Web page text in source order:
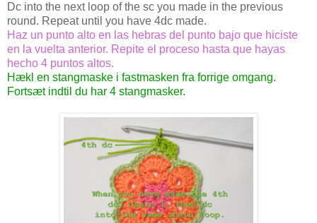
Dc into the next loop of the sc you made in the previous
round. Repeat until you have 4dc made.
Haz un punto alto en las hebras del punto bajo que hiciste
en la vuelta anterior. Repite el proceso hasta que hayas
hecho 4 puntos altos.
Hækl en stangmaske i fastmasken fra forrige omgang.
Fortsæt indtil du har 4 stangmasker.